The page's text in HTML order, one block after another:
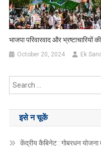
भाजपा परिवारवाद और भ्रष्टाचारियों
October 20, 2024 Ek
इसे न चूकें
केंद्रीय कैबिनेट : गोबरधन योजना